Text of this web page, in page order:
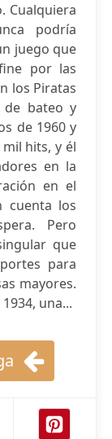
Cualquiera
podría
juego que
por las
los Piratas
de bateo y
de 1960 y
hits, y él
en la
en el
cuenta los
Pero
que
para
mayores.
una...